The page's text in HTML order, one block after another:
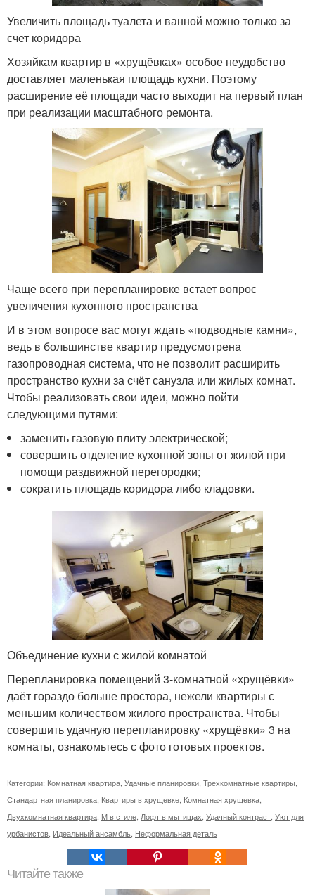
Увеличить площадь туалета и ванной можно только за
счет коридора
Хозяйкам квартир в «хрущёвках» особое неудобство
доставляет маленькая площадь кухни. Поэтому
расширение её площади часто выходит на первый план
при реализации масштабного ремонта.
Чаще всего при перепланировке встает вопрос
увеличения кухонного пространства
И в этом вопросе вас могут ждать «подводные камни»,
ведь в большинстве квартир предусмотрена
газопроводная система, что не позволит расширить
пространство кухни за счёт санузла или жилых комнат.
Чтобы реализовать свои идеи, можно пойти
следующими путями:
заменить газовую плиту электрической;
совершить отделение кухонной зоны от жилой при
помощи раздвижной перегородки;
сократить площадь коридора либо кладовки.
Объединение кухни с жилой комнатой
Перепланировка помещений 3-комнатной «хрущёвки»
даёт гораздо больше простора, нежели квартиры с
меньшим количеством жилого пространства. Чтобы
совершить удачную перепланировку «хрущёвки» 3 на
комнаты, ознакомьтесь с фото готовых проектов.
Категории: Комнатная квартира Удачные планировки Трехкомнатные квартиры
Стандартная планировка Квартиры в хрущевке Комнатная хрущевка
Двухкомнатная квартира М в стиле Лофт в мытищах Удачный контраст Уют для
урбанистов Идеальный ансамбль Неформальная деталь
Читайте также